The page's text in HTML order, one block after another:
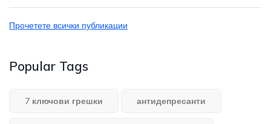
Прочетете всички публикации
Popular Tags
7 ключови грешки антидепресанти